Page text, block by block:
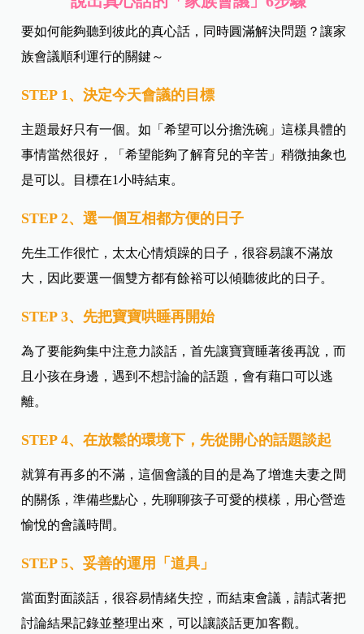
要如何能夠聽到彼此的真心話，同時圓滿解決問題？讓家
族會議順利運行的關鍵～
STEP 1、決定今天會議的目標
主題最好只有一個。如「希望可以分擔洗碗」這樣具體的
事情當然很好，「希望能夠了解育兒的辛苦」稍微抽象也
是可以。目標在1小時結束。
STEP 2、選一個互相都方便的日子
先生工作很忙，太太心情煩躁的日子，很容易讓不滿放
大，因此要選一個雙方都有餘裕可以傾聽彼此的日子。
STEP 3、先把寶寶哄睡再開始
為了要能夠集中注意力談話，首先讓寶寶睡著後再說，而
且小孩在身邊，遇到不想討論的話題，會有藉口可以逃
離。
STEP 4、在放鬆的環境下，先從開心的話題談起
就算有再多的不滿，這個會議的目的是為了增進夫妻之間
的關係，準備些點心，先聊聊孩子可愛的模樣，用心營造
愉悅的會議時間。
STEP 5、妥善的運用「道具」
當面對面談話，很容易情緒失控，而結束會議，請試著把
討論結果記錄並整理出來，可以讓談話更加客觀。